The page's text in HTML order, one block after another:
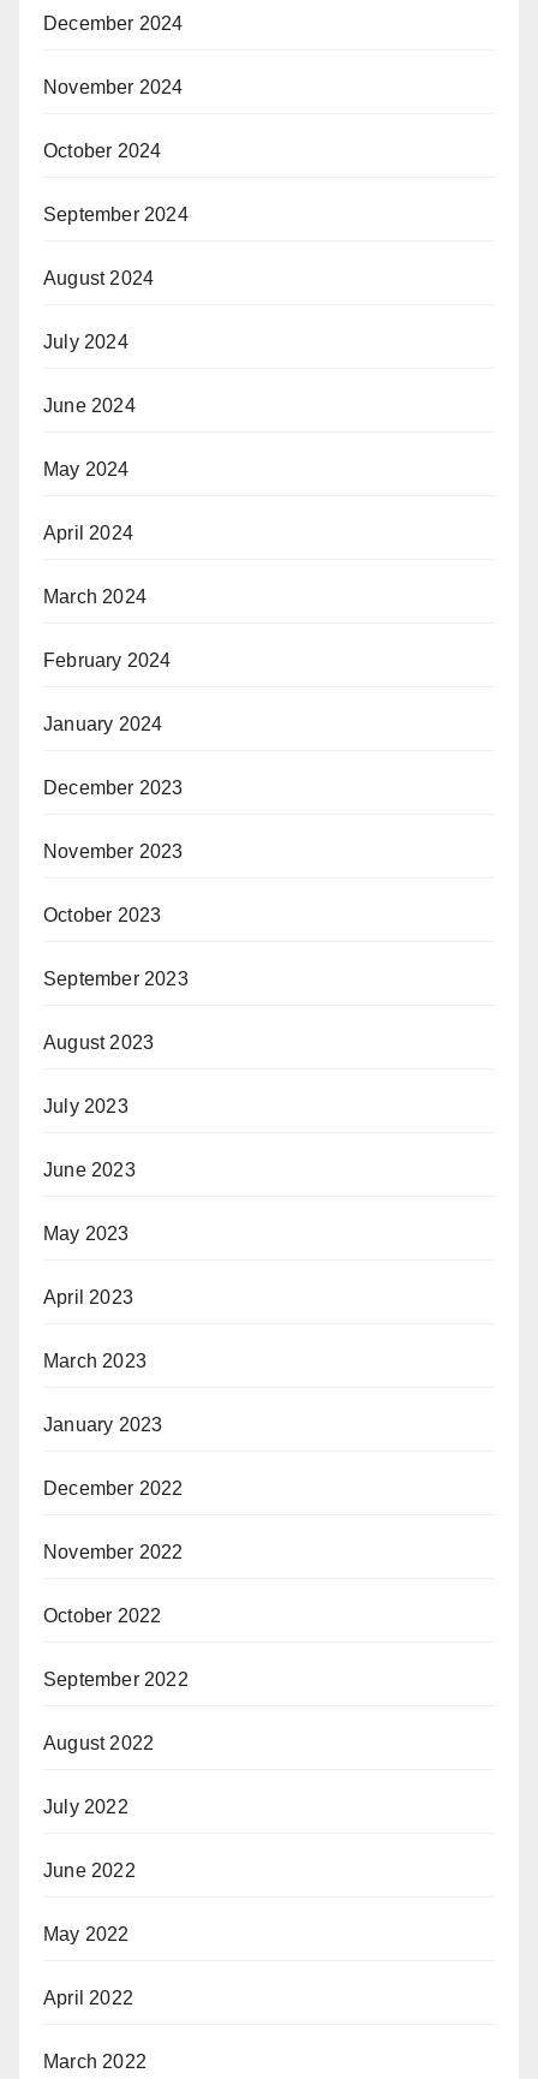
December 2024
November 2024
October 2024
September 2024
August 2024
July 2024
June 2024
May 2024
April 2024
March 2024
February 2024
January 2024
December 2023
November 2023
October 2023
September 2023
August 2023
July 2023
June 2023
May 2023
April 2023
March 2023
January 2023
December 2022
November 2022
October 2022
September 2022
August 2022
July 2022
June 2022
May 2022
April 2022
March 2022